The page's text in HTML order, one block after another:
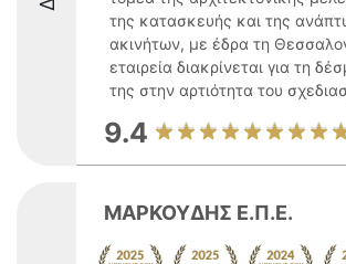
της κατασκευής και της
ακινήτων, με έδρα τη
εταιρεία διακρίνεται για τη
της στην αρτιότητα του
9.4
ΜΑΡΚΟΥΔΗΣ Ε.Π.Ε.